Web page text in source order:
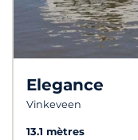
Elegance
Vinkeveen
13.1 mètres